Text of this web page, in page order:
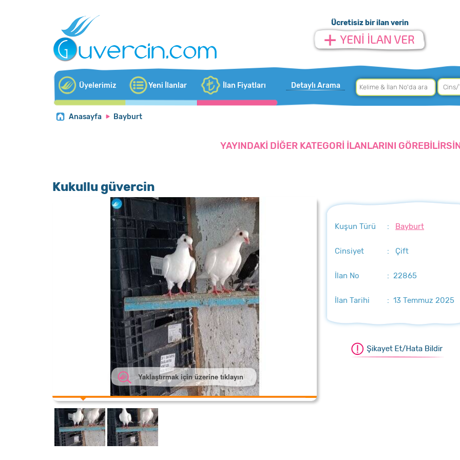
Ücretisiz bir ilan verin
Üyelerimiz Yeni İlanlar İlan Fiyatları Detaylı Arama
Anasayfa Bayburt
YAYINDAKİ DİĞER KATEGORİ İLANLARINI
Kukullu güvercin
Yaklaştırmak için üzerine tıklayın
Yaklaştırmak için üzerine tıklayın
Kuşun Türü : Bayburt
Cinsiyet : Çift
İlan No : 22865
İlan Tarihi : 13 Temmuz 2025